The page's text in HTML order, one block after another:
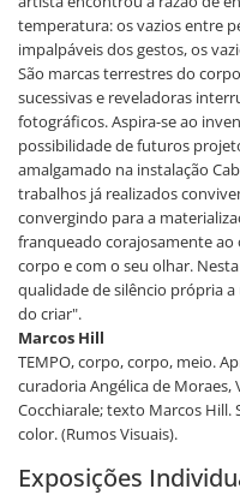
temperatura: os vazios entre
impalpáveis dos gestos, os
São marcas terrestres do
sucessivas e reveladoras
fotográficos. Aspira-se ao
possibilidade de futuros
amalgamado na instalação
trabalhos já realizados
convergindo para a
franqueado corajosamente
corpo e com o seu olhar.
qualidade de silêncio própria
do criar".
Marcos Hill
TEMPO, corpo, corpo, meio.
curadoria Angélica de Moraes,
Cocchiarale; texto Marcos Hill.
color. (Rumos Visuais).
Exposições